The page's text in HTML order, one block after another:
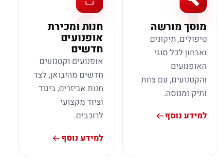
מוסך מורשה
טיפולים, תיקונים
ואבחון לכל סוגי
האופנועים
והקטנועים, עם צוות
ותיק ומנוסה.
למידע נוסף
חנות ומכירת
אופנועים
חדשים
אופנועים וקטנועים
חדשים מהיבואן, לצד
חנות אביזרים, ביגוד
וציוד מקצועי
לרוכבים.
למידע נוסף